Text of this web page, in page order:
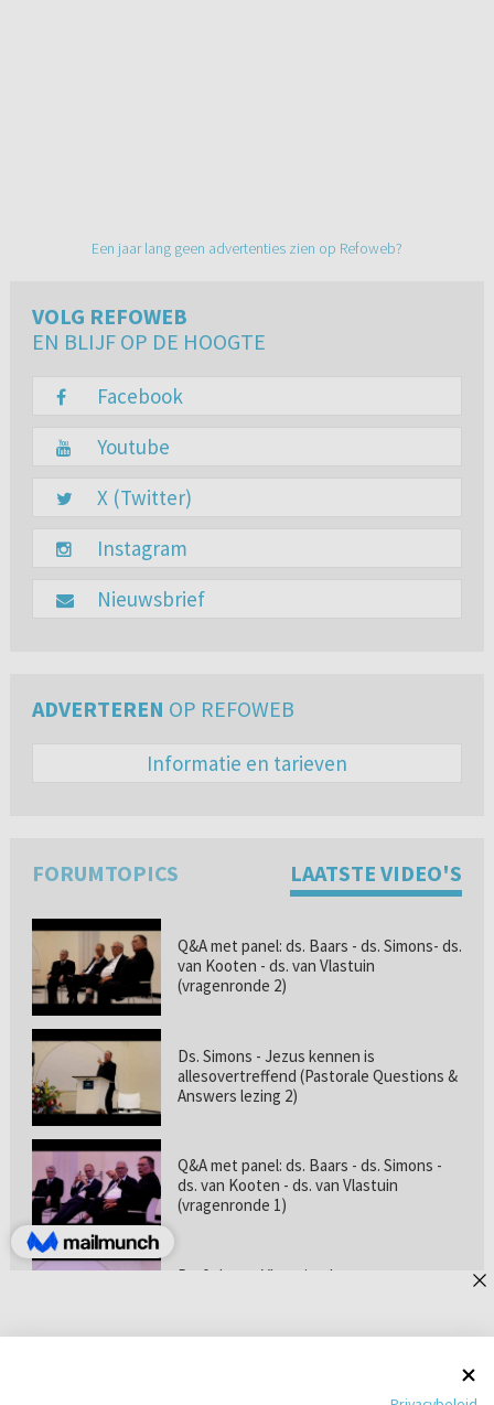
Een jaar lang geen advertenties zien op Refoweb?
VOLG REFOWEB
EN BLIJF OP DE HOOGTE
Facebook
Youtube
X (Twitter)
Instagram
Nieuwsbrief
ADVERTEREN OP REFOWEB
Informatie en tarieven
FORUMTOPICS LAATSTE VIDEO'S
Q&A met panel: ds. Baars - ds. Simons- ds.
van Kooten - ds. van Vlastuin
(vragenronde 2)
Ds. Simons - Jezus kennen is
allesovertreffend (Pastorale Questions &
Answers lezing 2)
Q&A met panel: ds. Baars - ds. Simons -
ds. van Kooten - ds. van Vlastuin
(vragenronde 1)
Prof. dr. van Vlastuin - Is